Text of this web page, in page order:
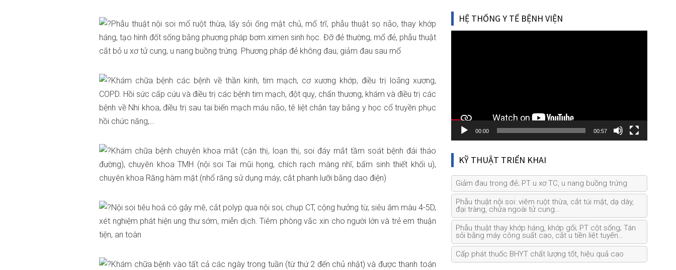
Phẫu thuật nội soi mổ ruột thừa, lấy sỏi ống mật chủ, mổ trĩ, phẫu thuật sọ não, thay khớp
háng, tạo hình đốt sống bằng phương pháp bơm ximen sinh học. Đỡ đẻ thường, mổ đẻ, phẫu thuật
cắt bỏ u xơ tử cung, u nang buồng trứng. Phương pháp đẻ không đau, giảm đau sau mổ
Khám chữa bệnh các bệnh về thần kinh, tim mạch, cơ xương khớp, điều trị loãng xương,
COPD. Hồi sức cấp cứu và điều trị các bệnh tim mạch, đột quỵ, chấn thương, khám và điều trị các
bệnh về Nhi khoa, điều trị sau tai biến mạch máu não, tê liệt chân tay bằng y học cổ truyền phục
hồi chức năng,…
Khám chữa bệnh chuyên khoa mắt (cận thị, loạn thị, soi đáy mắt tầm soát bệnh đái tháo
đường), chuyên khoa TMH (nội soi Tai mũi họng, chích rạch màng nhĩ, bấm sinh thiết khối u),
chuyên khoa Răng hàm mặt (nhổ răng sử dụng máy, cắt phanh lưỡi bằng dao điện)
Nội soi tiêu hoá có gây mê, cắt polyp qua nội soi, chụp CT, cộng hưởng từ, siêu âm màu 4-5D,
xét nghiệm phát hiện ung thư sớm, miễn dịch. Tiêm phòng vắc xin cho người lớn và trẻ em thuận
tiện, an toàn
Khám chữa bệnh vào tất cả các ngày trong tuần (từ thứ 2 đến chủ nhật) và được thanh toán
HỆ THỐNG Y TẾ BỆNH VIỆN
Video
00:00 00:57
KỸ THUẬT TRIỂN KHAI
Giảm đau trong đẻ; PT u xơ TC, u nang buồng trứng
Phẫu thuật nội soi: viêm ruột thừa, cắt túi mật, dạ dày,
đại tràng, chửa ngoài tử cung…
Phẫu thuật thay khớp háng, khớp gối; PT cột sống; Tán
sỏi bằng máy công suất cao, cắt u tiền liệt tuyến…
Cấp phát thuốc BHYT chất lượng tốt, hiệu quả cao